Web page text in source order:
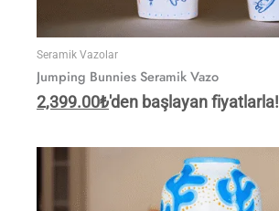
Seramik Vazolar
Jumping Bunnies Seramik Vazo
2,399.00₺'den başlayan fiyatlarla!